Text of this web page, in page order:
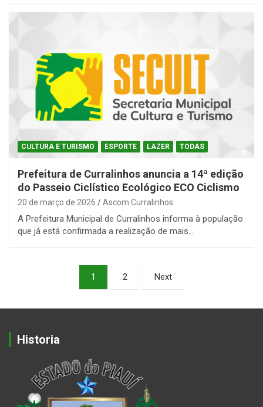
CULTURA E TURISMO ESPORTE LAZER TODAS
Prefeitura de Curralinhos anuncia a 14ª edição
do Passeio Ciclístico Ecológico ECO Ciclismo
20 de março de 2026 Ascom Curralinhos
A Prefeitura Municipal de Curralinhos informa à população
que já está confirmada a realização de mais…
posts
1 2 Next
Historia